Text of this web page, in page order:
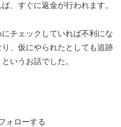
、すぐに返金が行われます。
チェックしていれば不利にな
、仮にやられたとしても追跡
いうお話でした。
ォローする